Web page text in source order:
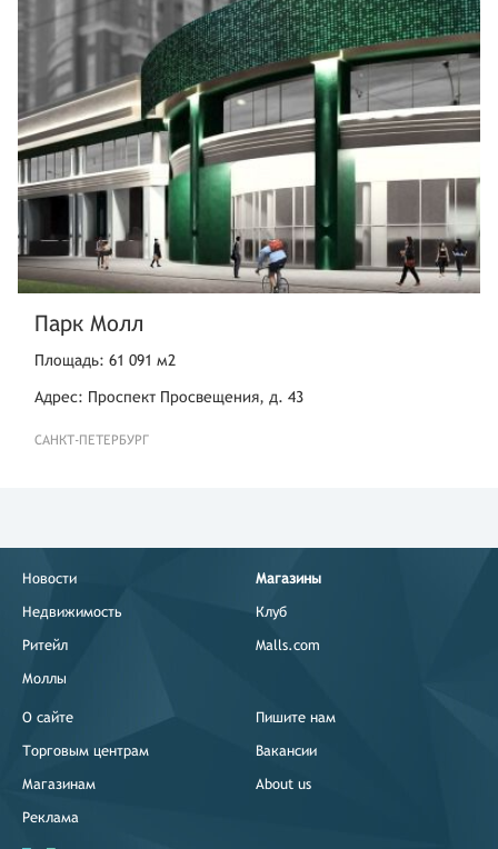
Парк Молл
Площадь: 61 091 м2
Адрес: Проспект Просвещения, д. 43
САНКТ-ПЕТЕРБУРГ
Новости
Недвижимость
Ритейл
Моллы
Магазины
Клуб
Malls.com
О сайте
Торговым центрам
Магазинам
Реклама
Пишите нам
Вакансии
About us